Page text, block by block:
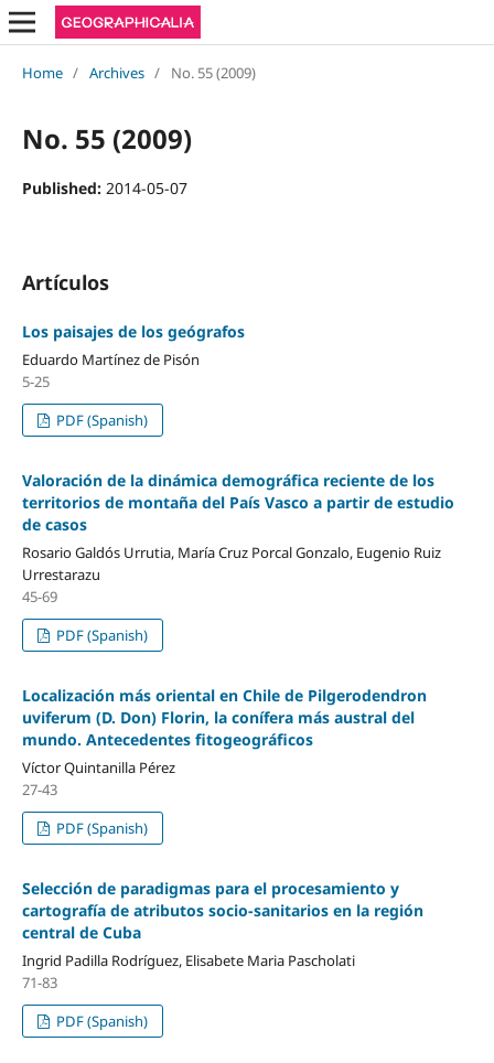
Home / Archives / No. 55 (2009)
No. 55 (2009)
Published: 2014-05-07
Artículos
Los paisajes de los geógrafos
Eduardo Martínez de Pisón
5-25
PDF (Spanish)
Valoración de la dinámica demográfica reciente de los
territorios de montaña del País Vasco a partir de estudio
de casos
Rosario Galdós Urrutia, María Cruz Porcal Gonzalo, Eugenio Ruiz
Urrestarazu
45-69
PDF (Spanish)
Localización más oriental en Chile de Pilgerodendron
uviferum (D. Don) Florin, la conífera más austral del
mundo. Antecedentes fitogeográficos
Víctor Quintanilla Pérez
27-43
PDF (Spanish)
Selección de paradigmas para el procesamiento y
cartografía de atributos socio-sanitarios en la región
central de Cuba
Ingrid Padilla Rodríguez, Elisabete Maria Pascholati
71-83
PDF (Spanish)